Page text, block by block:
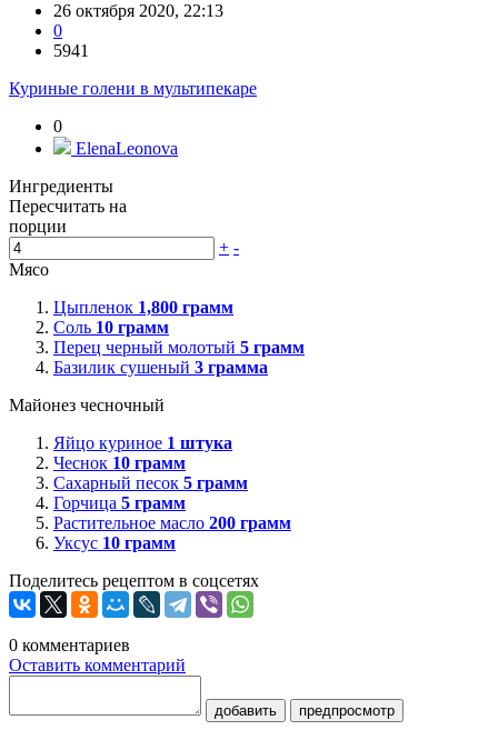
26 октября 2020, 22:13
0
5941
Куриные голени в мультипекаре
0
ElenaLeonova
Ингредиенты
Пересчитать на
порции
+ -
Мясо
Цыпленок 1,800 грамм
Соль 10 грамм
Перец черный молотый 5 грамм
Базилик сушеный 3 грамма
Майонез чесночный
Яйцо куриное 1 штука
Чеснок 10 грамм
Сахарный песок 5 грамм
Горчица 5 грамм
Растительное масло 200 грамм
Уксус 10 грамм
Поделитесь рецептом в соцсетях
0 комментариев
Оставить комментарий
добавить предпросмотр